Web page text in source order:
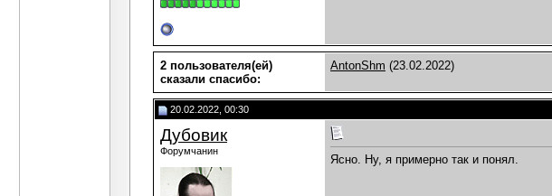
2 пользователя(ей)
сказали cпасибо:
AntonShm (23.02.2022)
20.02.2022, 00:30
Дубовик
Форумчанин
Ясно. Ну, я примерно так и понял.